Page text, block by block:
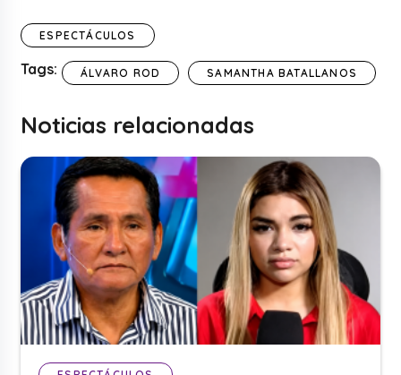
ESPECTÁCULOS
Tags: ÁLVARO ROD SAMANTHA BATALLANOS
Noticias relacionadas